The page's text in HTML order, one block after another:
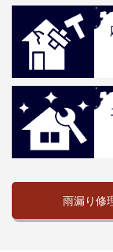
雨漏り修